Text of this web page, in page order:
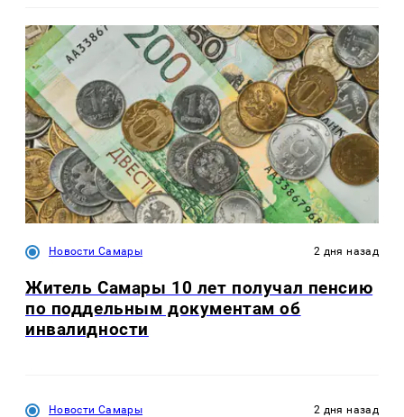
Новости Самары 2 дня назад
Житель Самары 10 лет получал пенсию
по поддельным документам об
инвалидности
Новости Самары 2 дня назад